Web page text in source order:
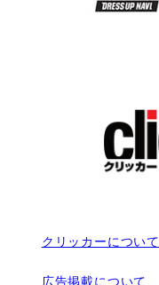
クリッカーについて
広告掲載について